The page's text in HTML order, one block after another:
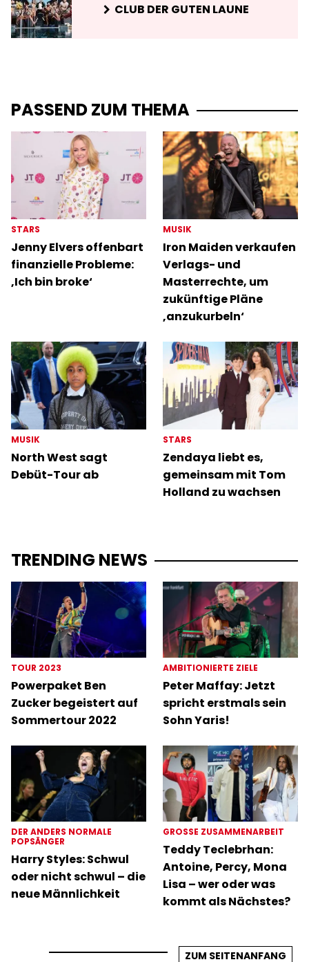
CLUB DER GUTEN LAUNE
PASSEND ZUM THEMA
STARS
Jenny Elvers offenbart
finanzielle Probleme:
‚Ich bin broke‘
MUSIK
Iron Maiden verkaufen
Verlags- und
Masterrechte, um
zukünftige Pläne
‚anzukurbeln‘
MUSIK
North West sagt
Debüt-Tour ab
STARS
Zendaya liebt es,
gemeinsam mit Tom
Holland zu wachsen
TRENDING NEWS
TOUR 2023
Powerpaket Ben
Zucker begeistert auf
Sommertour 2022
AMBITIONIERTE ZIELE
Peter Maffay: Jetzt
spricht erstmals sein
Sohn Yaris!
DER ANDERS NORMALE
POPSÄNGER
Harry Styles: Schwul
oder nicht schwul – die
neue Männlichkeit
GROSSE ZUSAMMENARBEIT
Teddy Teclebrhan:
Antoine, Percy, Mona
Lisa – wer oder was
kommt als Nächstes?
ZUM SEITENANFANG